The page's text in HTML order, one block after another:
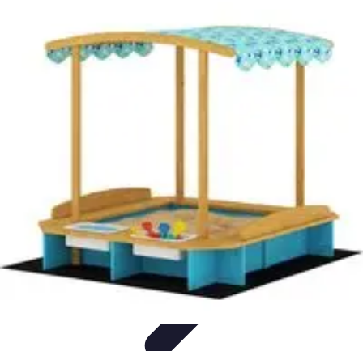
Conseils d'AchatsConseils et
AstucesTendancesComparaison